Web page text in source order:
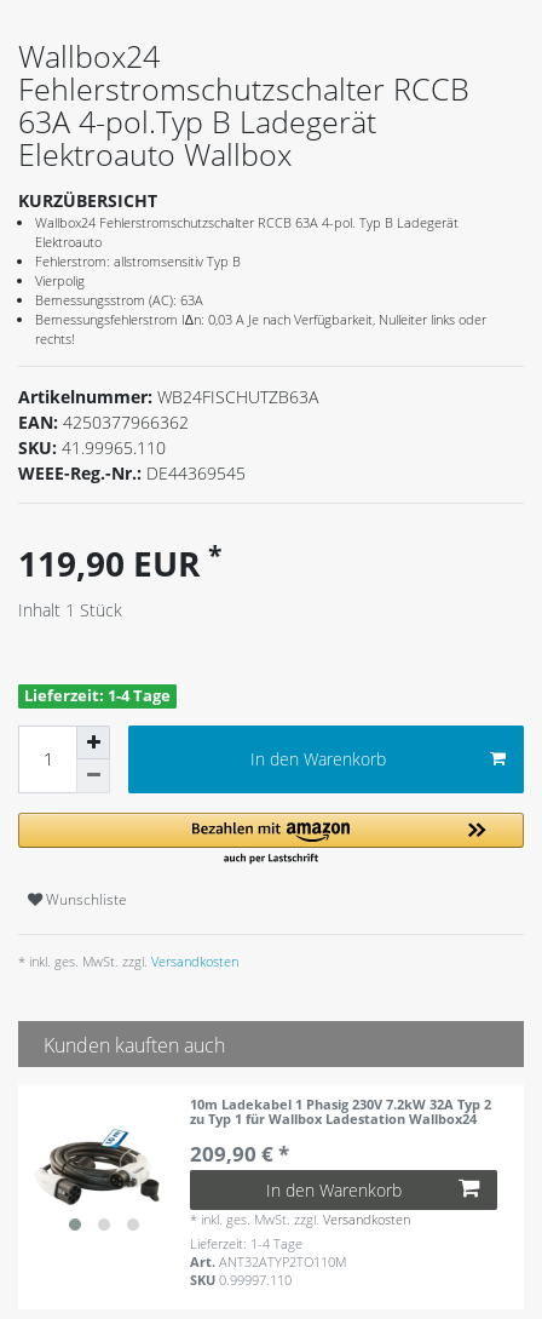
Wallbox24
Fehlerstromschutzschalter RCCB
63A 4-pol.Typ B Ladegerät
Elektroauto Wallbox
KURZÜBERSICHT
Wallbox24 Fehlerstromschutzschalter RCCB 63A 4-pol. Typ B Ladegerät
Elektroauto
Fehlerstrom: allstromsensitiv Typ B
Vierpolig
Bemessungsstrom (AC): 63A
Bemessungsfehlerstrom I∆n: 0,03 A Je nach Verfügbarkeit, Nulleiter links oder
rechts!
Artikelnummer: WB24FISCHUTZB63A
EAN: 4250377966362
SKU: 41.99965.110
WEEE-Reg.-Nr.: DE44369545
119,90 EUR *
Inhalt 1 Stück
Lieferzeit: 1-4 Tage
In den Warenkorb
Wunschliste
* inkl. ges. MwSt. zzgl. Versandkosten
Kunden kauften auch
10m Ladekabel 1 Phasig 230V 7.2kW 32A Typ 2
zu Typ 1 für Wallbox Ladestation Wallbox24
209,90 € *
In den Warenkorb
* inkl. ges. MwSt. zzgl.Versandkosten
Lieferzeit: 1-4 Tage
Art.ANT32ATYP2TO110M
SKU0.99997.110